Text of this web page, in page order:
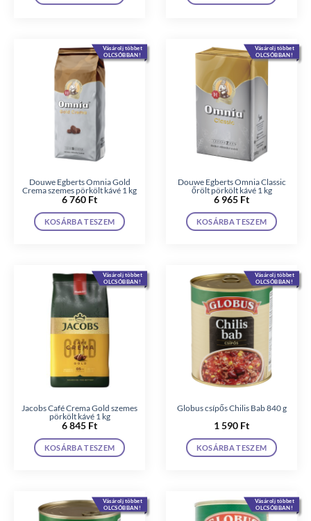
Vásárolj többet
OLCSÓBBAN!
Douwe Egberts Omnia Gold
Crema szemes pörkölt kávé 1 kg
6 760 Ft
KOSÁRBA TESZEM
Vásárolj többet
OLCSÓBBAN!
Douwe Egberts Omnia Classic
őrölt pörkölt kávé 1 kg
6 965 Ft
KOSÁRBA TESZEM
Vásárolj többet
OLCSÓBBAN!
Jacobs Café Crema Gold szemes
pörkölt kávé 1 kg
6 845 Ft
KOSÁRBA TESZEM
Vásárolj többet
OLCSÓBBAN!
Globus csípős Chilis Bab 840 g
1 590 Ft
KOSÁRBA TESZEM
Vásárolj többet
OLCSÓBBAN!
Vásárolj többet
OLCSÓBBAN!